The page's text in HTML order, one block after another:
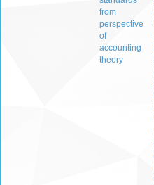
from
perspective
of
accounting
theory